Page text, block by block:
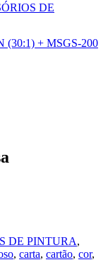
DE
(30:1) + MSGS-200
DE PINTURA,
, carta, cartão, cor,